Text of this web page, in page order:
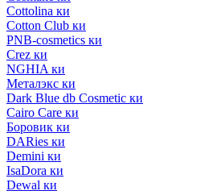
Cottolina ки
Cotton Club ки
PNB-cosmetics ки
Crez ки
NGHIA ки
Металэкс ки
Dark Blue db Cosmetic ки
Cairo Care ки
Боровик ки
DARies ки
Demini ки
IsaDora ки
Dewal ки